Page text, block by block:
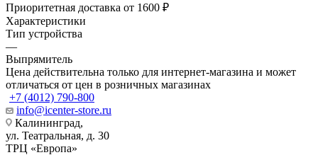
Приоритетная доставка от 1600 ₽
Характеристики
Тип устройства
—
Выпрямитель
Цена действительна только для интернет-магазина и может
отличаться от цен в розничных магазинах
+7 (4012) 790-800
info@icenter-store.ru
Калининград,
ул. Театральная, д. 30
ТРЦ «Европа»